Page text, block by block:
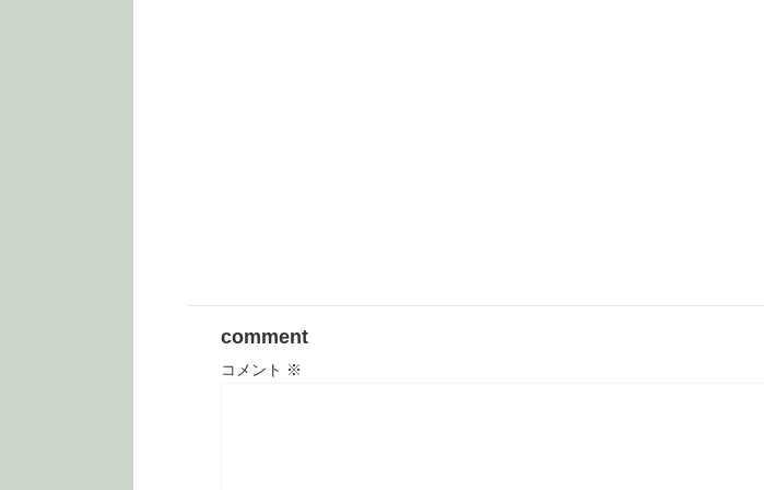
comment
コメント ※